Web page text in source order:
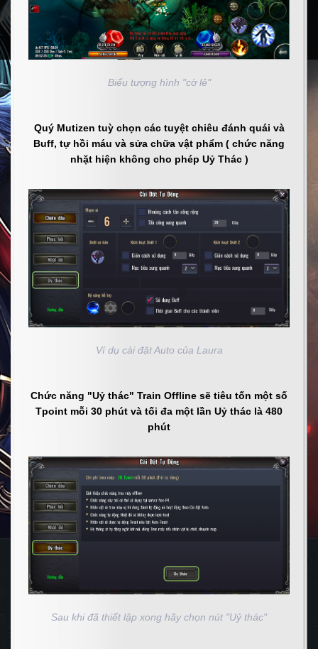
Biểu tượng hình "cờ lê"
Quý Mutizen tuỳ chọn các tuyệt chiêu đánh quái và
Buff, tự hồi máu và sửa chữa vật phẩm ( chức năng
nhặt hiện không cho phép Uỷ Thác )
Ví dụ cài đặt Auto của Laura
Chức năng "Uỷ thác" Train Offline sẽ tiêu tốn một số
Tpoint mỗi 30 phút và tối đa một lần Uỷ thác là 480
phút
Sau khi đã thiết lập xong hãy chọn nút "Uỷ thác"